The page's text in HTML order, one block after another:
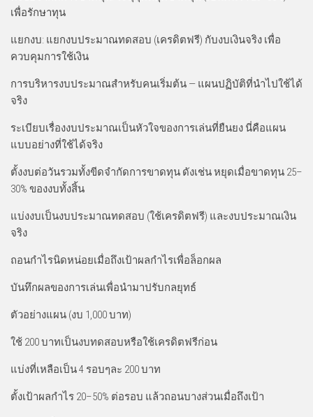
เพื่อรักษาทุน
แยกงบ: แยกงบประมาณทดสอบ (เครดิตฟรี) กับงบเงินจริง เพื่อ
ควบคุมการใช้เงิน
การบริหารงบประมาณสำหรับคนเริ่มต้น — แผนปฏิบัติที่นำไปใช้ได้
จริง
ระเบียบเรื่องงบประมาณเป็นหัวใจของการเล่นที่ยืนยง นี่คือแผน
แบบอย่างที่ใช้ได้จริง
ตั้งงบต่อวันรวมทั้งขีดจำกัดการขาดทุน ดังเช่น หยุดเมื่อขาดทุน 25–
30% ของงบทั้งสิ้น
แบ่งงบเป็นงบประมาณทดสอบ (ใช้เครดิตฟรี) และงบประมาณเงิน
จริง
ถอนกำไรนิดหน่อยเมื่อถึงเป้าผลกำไรเพื่อล็อกผล
บันทึกผลของการเล่นเพื่อนำมาปรับกลยุทธ์
ตัวอย่างแผน (งบ 1,000 บาท)
ใช้ 200 บาทเป็นงบทดสอบหรือใช้เครดิตฟรีก่อน
แบ่งที่เหลือเป็น 4 รอบๆละ 200 บาท
ตั้งเป้าผลกำไร 20–50% ต่อรอบ แล้วถอนบางส่วนเมื่อถึงเป้า